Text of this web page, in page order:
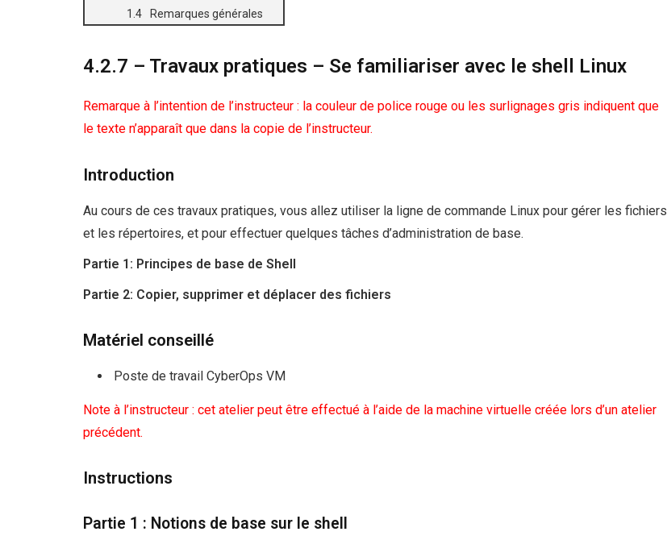
Remarques générales
4.2.7 – Travaux pratiques – Se familiariser avec le shell Linux
Remarque à l’intention de l’instructeur : la couleur de police rouge ou les surlignages gris indiquent que
le texte n’apparaît que dans la copie de l’instructeur.
Introduction
Au cours de ces travaux pratiques, vous allez utiliser la ligne de commande Linux pour gérer les fichiers
et les répertoires, et pour effectuer quelques tâches d’administration de base.
Partie 1: Principes de base de Shell
Partie 2: Copier, supprimer et déplacer des fichiers
Matériel conseillé
Poste de travail CyberOps VM
Note à l’instructeur : cet atelier peut être effectué à l’aide de la machine virtuelle créée lors d’un atelier
précédent.
Instructions
Partie 1 : Notions de base sur le shell